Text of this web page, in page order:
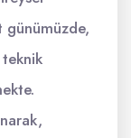
günümüzde,
teknik